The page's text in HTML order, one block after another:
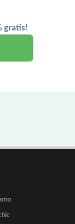
gratis!